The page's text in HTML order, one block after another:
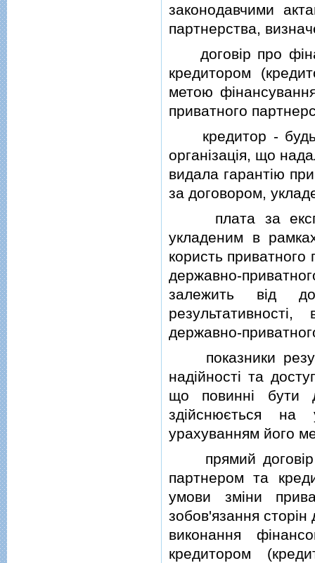
законодавчими
партнерства,
договiр про
кредитором
метою
приватного
кредитор - будь-
органiзацiя, що
видала гарантiю
за договором,
плата за
укладеним в
користь
державно-
залежить вiд
державно-
показники
надiйностi та
що повиннi бути
здiйснюється на
урахуванням його
прямий договiр -
партнером та
умови змiни
зобов'язання сторiн
виконання
кредитором